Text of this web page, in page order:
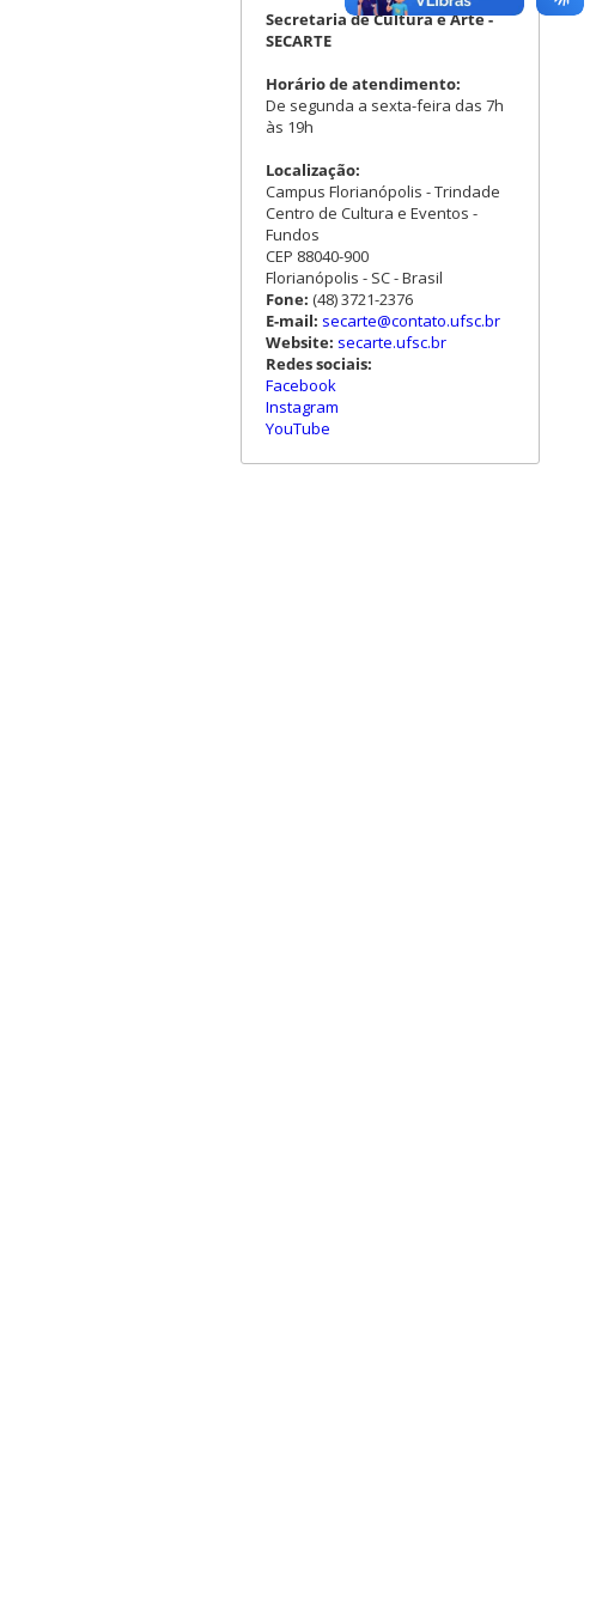
Secretaria de Cultura e Arte -
SECARTE
Horário de atendimento:
De segunda a sexta-feira das 7h
às 19h
Localização:
Campus Florianópolis - Trindade
Centro de Cultura e Eventos -
Fundos
CEP 88040-900
Florianópolis - SC - Brasil
Fone: (48) 3721-2376
E-mail: secarte@contato.ufsc.br
Website: secarte.ufsc.br
Redes sociais:
Facebook
Instagram
YouTube